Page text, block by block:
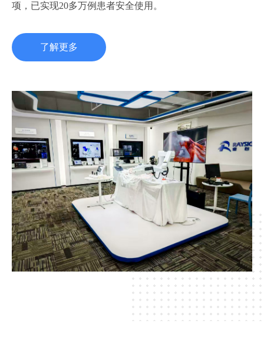
项，已实现20多万例患者安全使用。
了解更多